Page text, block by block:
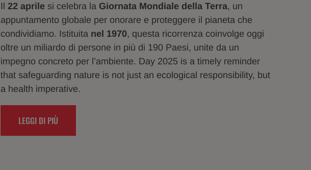
Il 22 aprile si celebra la Giornata Mondiale della Terra, un
appuntamento globale per onorare e proteggere il pianeta che
condividiamo. Istituita nel 1970, questa ricorrenza coinvolge oggi
oltre un miliardo di persone in più di 190 Paesi, unite da un
impegno concreto per l’ambiente. Day 2025 is a timely reminder
that safeguarding nature is not just an ecological responsibility, but
a health imperative.
LEGGI DI PIÙ